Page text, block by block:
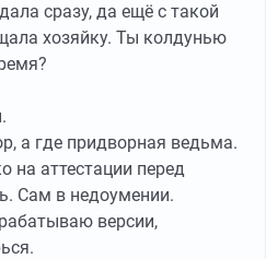
сразу, да ещё с такой
хозяйку. Ты колдунью
а где придворная ведьма.
на аттестации перед
Сам в недоумении.
версии,